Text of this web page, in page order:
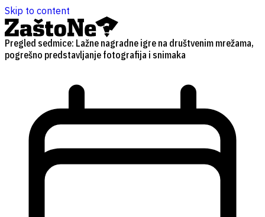
Skip to content
Pregled sedmice: Lažne nagradne igre na društvenim mrežama,
pogrešno predstavljanje fotografija i snimaka